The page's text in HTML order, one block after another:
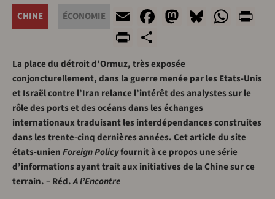
CHINE
ÉCONOMIE EmailFacebook
Mastodon
Bluesky
PrintFriendly
La place du détroit d’Ormuz, très exposée
conjoncturellement, dans la guerre menée par les Etats-Unis
et Israël contre l’Iran relance l’intérêt des analystes sur le
rôle des ports et des océans dans les échanges
internationaux traduisant les interdépendances construites
dans les trente-cinq dernières années. Cet article du site
états-unienForeign Policyfournit à ce propos une série
d’informations ayant trait aux initiatives de la Chine sur ce
terrain. – Réd.A l’Encontre